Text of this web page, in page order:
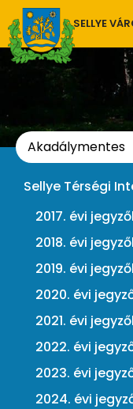
SELLYE
Akadálymentes
Sellye Térségi
2017. évi
2018. évi
2019. évi
2020. évi
2021. évi
2022. évi
2023. évi
2024. évi